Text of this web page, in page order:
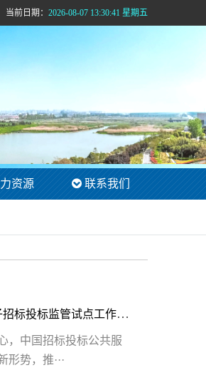
当前日期： 2026-08-07 13:30:41 星期五
资源 联系我们
水利部办公厅 国家发展改革委办公厅 关于联合开展水利工程建设项目电子招标投标监管试点工作的通知
，中国招标投标公共服
势，推···